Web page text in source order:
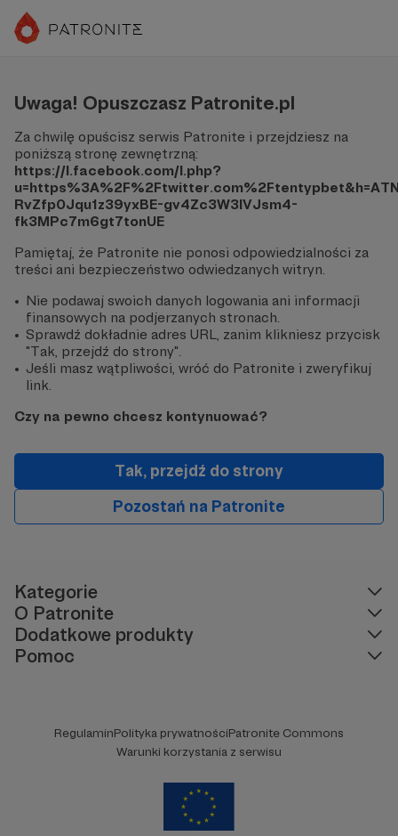
Uwaga! Opuszczasz Patronite.pl
Za chwilę opuścisz serwis Patronite i przejdziesz na
poniższą stronę zewnętrzną:
https://l.facebook.com/l.php?
RvZfp0Jqu1z39yxBE-gv4Zc3W3IVJsm4-
fk3MPc7m6gt7tonUE
Pamiętaj, że Patronite nie ponosi odpowiedzialności za
treści ani bezpieczeństwo odwiedzanych witryn.
Nie podawaj swoich danych logowania ani informacji
finansowych na podjerzanych stronach.
Sprawdź dokładnie adres URL, zanim klikniesz przycisk
"Tak, przejdź do strony".
Jeśli masz wątpliwości, wróć do Patronite i zweryfikuj
link.
Czy na pewno chcesz kontynuować?
Tak, przejdź do strony
Pozostań na Patronite
Kategorie
O Patronite
Dodatkowe produkty
Pomoc
RegulaminPolityka prywatnościPatronite Commons
Warunki korzystania z serwisu